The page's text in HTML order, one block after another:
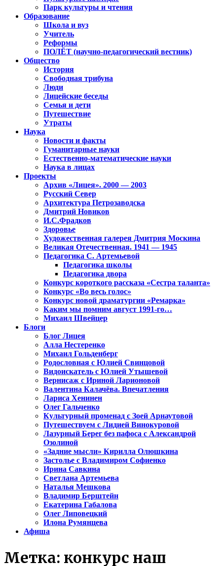
Парк культуры и чтения
Образование
Школа и вуз
Учитель
Реформы
ПОЛЁТ (научно-педагогический вестник)
Общество
История
Свободная трибуна
Люди
Лицейские беседы
Семья и дети
Путешествие
Утраты
Наука
Новости и факты
Гуманитарные науки
Естественно-математические науки
Наука в лицах
Проекты
Архив «Лицея». 2000 — 2003
Русский Север
Архитектура Петрозаводска
Дмитрий Новиков
И.С.Фрадков
Здоровье
Художественная галерея Дмитрия Москина
Великая Отечественная. 1941 — 1945
Педагогика С. Артемьевой
Педагогика школы
Педагогика двора
Конкурс короткого рассказа «Сестра таланта»
Конкурс «Во весь голос»
Конкурс новой драматургии «Ремарка»
Каким мы помним август 1991-го…
Михаил Швейцер
Блоги
Блог Лицея
Алла Нестеренко
Михаил Гольденберг
Родословная с Юлией Свинцовой
Видоискатель с Юлией Утышевой
Вернисаж с Ириной Ларионовой
Валентина Калачёва. Впечатления
Лариса Хенинен
Олег Гальченко
Культурный променад с Зоей Арнаутовой
Путешествуем с Лидией Винокуровой
Лазурный Берег без пафоса с Александрой
Озолиной
«Задние мысли» Кирилла Олюшкина
Застолье с Владимиром Софиенко
Ирина Савкина
Светлана Артемьева
Наталья Мешкова
Владимир Берштейн
Екатерина Габалова
Олег Липовецкий
Илона Румянцева
Афиша
Метка: конкурс наш